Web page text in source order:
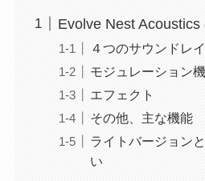
Evolve Nest Acoustics
４つのサウンドレ
モジュレーション
エフェクト
その他、主な機能
ライトバージョン
い